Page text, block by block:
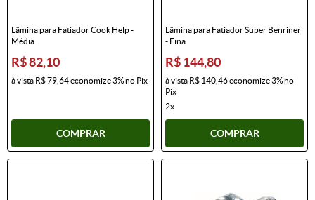
Lâmina para Fatiador Cook Help -
Média
R$ 82,10
à vista R$ 79,64economize3%no Pix
COMPRAR
Lâmina para Fatiador Super Benriner
- Fina
R$ 144,80
à vista R$ 140,46economize3%no
Pix
2x
COMPRAR